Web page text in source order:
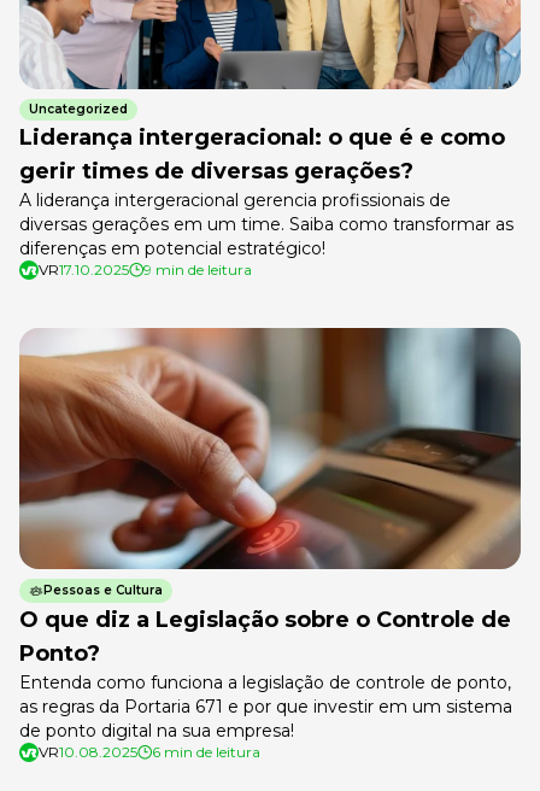
Uncategorized
Liderança intergeracional: o que é e como
gerir times de diversas gerações?
A liderança intergeracional gerencia profissionais de
diversas gerações em um time. Saiba como transformar as
diferenças em potencial estratégico!
VR17.10.2025 9 min de leitura
Pessoas e Cultura
O que diz a Legislação sobre o Controle de
Ponto?
Entenda como funciona a legislação de controle de ponto,
as regras da Portaria 671 e por que investir em um sistema
de ponto digital na sua empresa!
VR10.08.2025 6 min de leitura